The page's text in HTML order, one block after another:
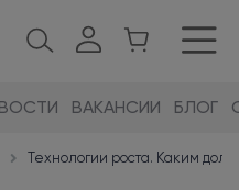
ВАКАНСИИ БЛОГ
Технологии роста. Каким